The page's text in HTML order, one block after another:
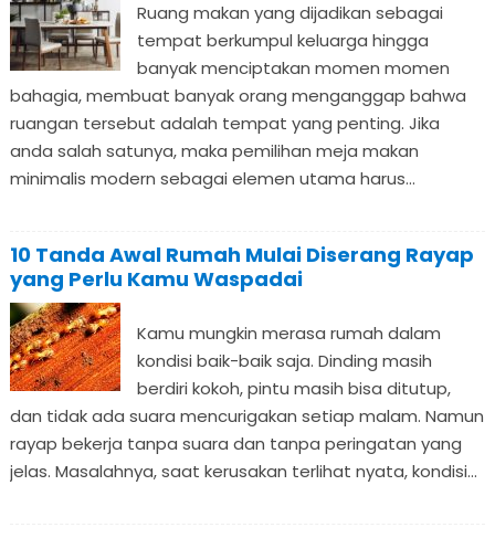
Ruang makan yang dijadikan sebagai
tempat berkumpul keluarga hingga
banyak menciptakan momen momen
bahagia, membuat banyak orang menganggap bahwa
ruangan tersebut adalah tempat yang penting. Jika
anda salah satunya, maka pemilihan meja makan
minimalis modern sebagai elemen utama harus...
10 Tanda Awal Rumah Mulai Diserang Rayap
yang Perlu Kamu Waspadai
Kamu mungkin merasa rumah dalam
kondisi baik-baik saja. Dinding masih
berdiri kokoh, pintu masih bisa ditutup,
dan tidak ada suara mencurigakan setiap malam. Namun
rayap bekerja tanpa suara dan tanpa peringatan yang
jelas. Masalahnya, saat kerusakan terlihat nyata, kondisi...